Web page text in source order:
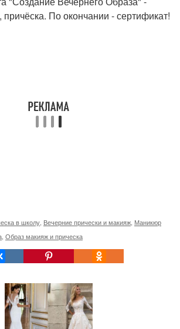
По окончании - сертификат!
в школу Вечерние прически и макияж Маникюр
Образ макияж и прическа